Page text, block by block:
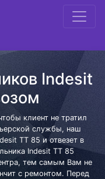
Indesit
клиент не тратил
службы, наш
TT 85 и отвезет в
Indesit TT 85
тем самым Вам не
с ремонтом. Перед